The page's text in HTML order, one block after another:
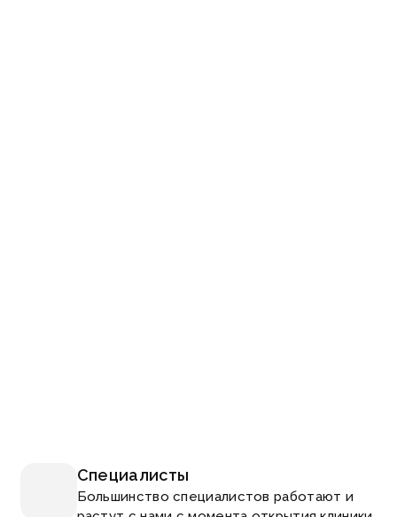
Специалисты
Большинство специалистов работают и